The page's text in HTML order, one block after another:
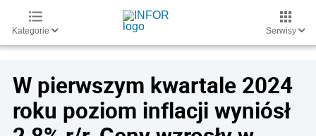
Kategorie Serwisy
W pierwszym kwartale 2024
roku poziom inflacji wyniósł